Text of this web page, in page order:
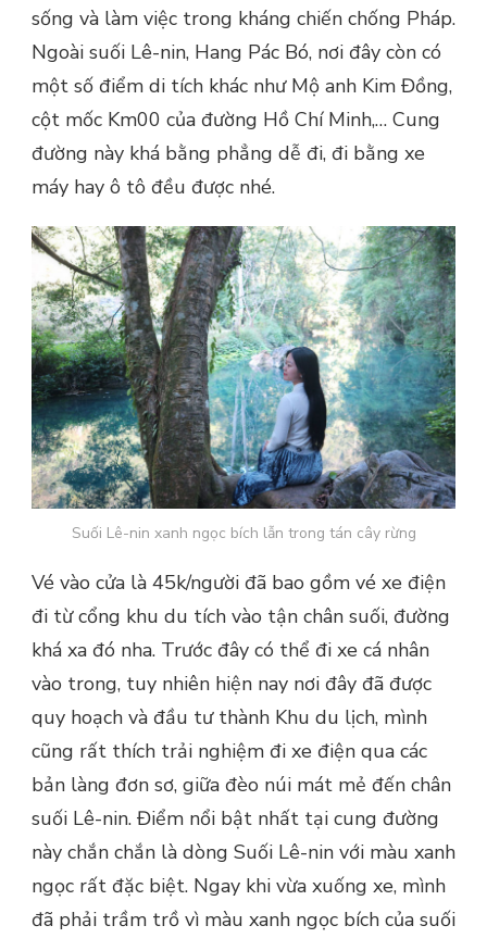
sống và làm việc trong kháng chiến chống Pháp.
Ngoài suối Lê-nin, Hang Pác Bó, nơi đây còn có
một số điểm di tích khác như Mộ anh Kim Đồng,
cột mốc Km00 của đường Hồ Chí Minh,… Cung
đường này khá bằng phẳng dễ đi, đi bằng xe
máy hay ô tô đều được nhé.
Suối Lê-nin xanh ngọc bích lẫn trong tán cây rừng
Vé vào cửa là 45k/người đã bao gồm vé xe điện
đi từ cổng khu du tích vào tận chân suối, đường
khá xa đó nha. Trước đây có thể đi xe cá nhân
vào trong, tuy nhiên hiện nay nơi đây đã được
quy hoạch và đầu tư thành Khu du lịch, mình
cũng rất thích trải nghiệm đi xe điện qua các
bản làng đơn sơ, giữa đèo núi mát mẻ đến chân
suối Lê-nin. Điểm nổi bật nhất tại cung đường
này chắn chắn là dòng Suối Lê-nin với màu xanh
ngọc rất đặc biệt. Ngay khi vừa xuống xe, mình
đã phải trầm trồ vì màu xanh ngọc bích của suối